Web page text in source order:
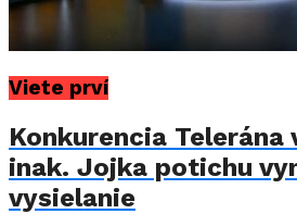
Viete prví
Konkurencia
inak. Jojka potichu
vysielanie